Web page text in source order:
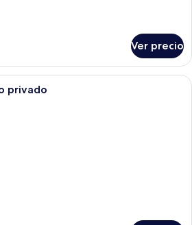
Ver precio
Una cama bien hecha con sábanas
privado